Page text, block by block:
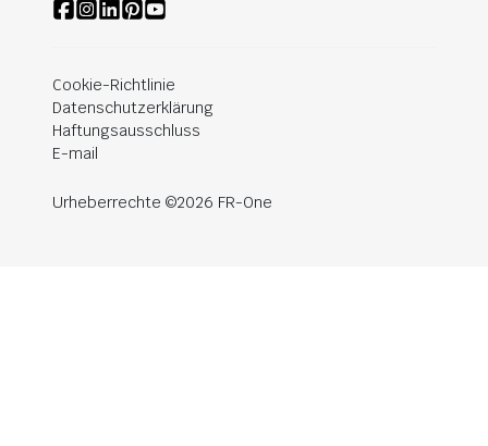
Cookie-Richtlinie
Datenschutzerklärung
Haftungsausschluss
E-mail
Urheberrechte ©2026 FR-One